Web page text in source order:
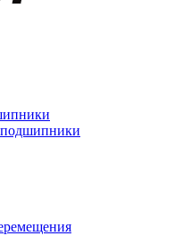
подшипники